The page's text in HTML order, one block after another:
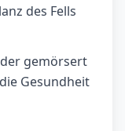
des Fells
gemörsert
Gesundheit